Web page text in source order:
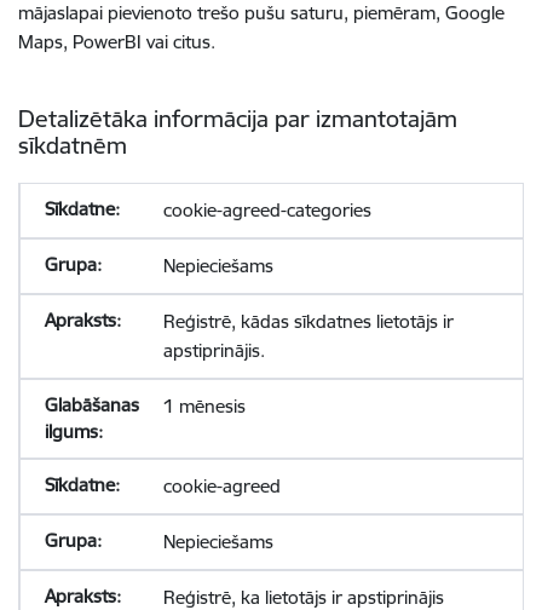
mājaslapai pievienoto trešo pušu saturu, piemēram, Google
Maps, PowerBI vai citus.
Detalizētāka informācija par izmantotajām
sīkdatnēm
cookie-agreed-categories
Nepieciešams
Reģistrē, kādas sīkdatnes lietotājs ir
apstiprinājis.
1 mēnesis
cookie-agreed
Nepieciešams
Reģistrē, ka lietotājs ir apstiprinājis